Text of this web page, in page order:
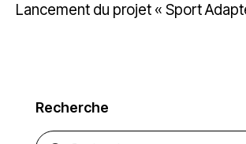
Lancement du projet « Sport
Recherche